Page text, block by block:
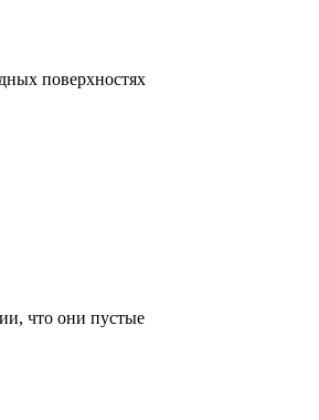
поверхностях
что они пустые